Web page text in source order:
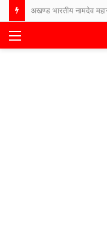
अखण्ड भारतीय नामदेव
Menu